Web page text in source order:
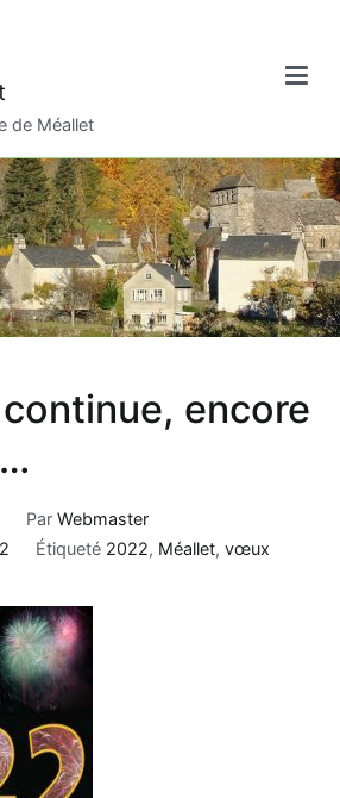
de Méallet
encore
Par Webmaster
Étiqueté 2022, Méallet, vœux